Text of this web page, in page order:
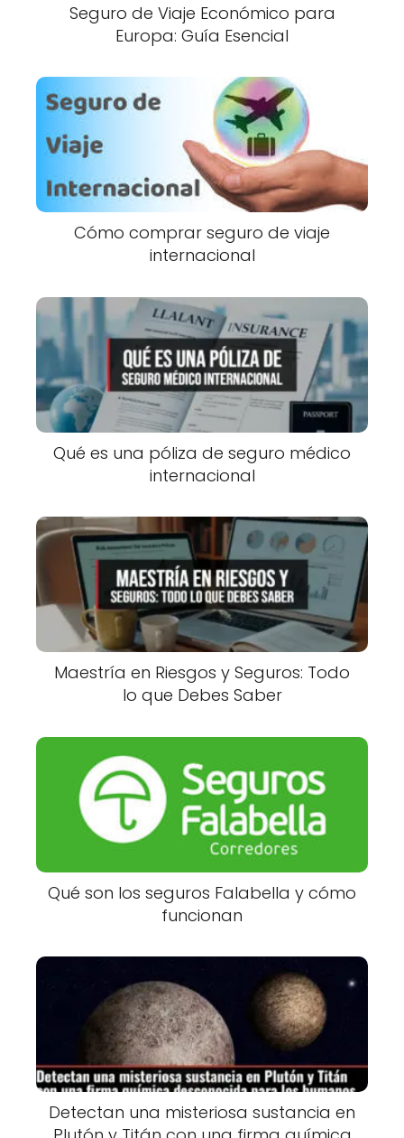
Seguro de Viaje Económico para
Europa: Guía Esencial
Cómo comprar seguro de viaje
internacional
Qué es una póliza de seguro médico
internacional
Maestría en Riesgos y Seguros: Todo
lo que Debes Saber
Qué son los seguros Falabella y cómo
funcionan
Detectan una misteriosa sustancia en